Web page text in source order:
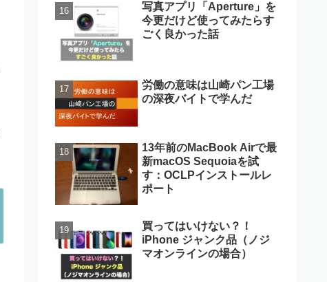
写真アプリ「Aperture」を
今更だけど使ってみたらす
ごく良かった話
労働の意味は山崎パン工場
の深夜バイトで学んだ
13年前のMacBook Airで最
新macOS Sequoiaを試
す：OCLPインストールレ
ポート
買ってはいけない？！
iPhone ジャンク品（ノジ
マオンラインの場合）